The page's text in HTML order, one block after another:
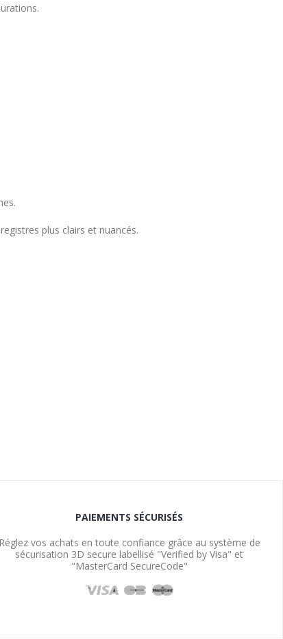
plus clairs et nuancés.
PAIEMENTS SÉCURISÉS
Réglez vos achats en toute confiance grâce au système de
sécurisation 3D secure labellisé "Verified by Visa" et
"MasterCard SecureCode"